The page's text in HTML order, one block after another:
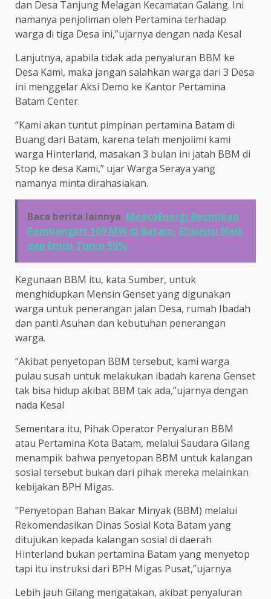
dan Desa Tanjung Melagan Kecamatan Galang. Ini
namanya penjoliman oleh Pertamina terhadap
warga di tiga Desa ini,”ujarnya dengan nada Kesal
Lanjutnya, apabila tidak ada penyaluran BBM ke
Desa Kami, maka jangan salahkan warga dari 3 Desa
ini menggelar Aksi Demo ke Kantor Pertamina
Batam Center.
“Kami akan tuntut pimpinan pertamina Batam di
Buang dari Batam, karena telah menjolimi kami
warga Hinterland, masakan 3 bulan ini jatah BBM di
Stop ke desa Kami,” ujar Warga Seraya yang
namanya minta dirahasiakan.
Baca berita lainnya MedcoEnergi Resmikan
Pembangkit 109 MW di Batam, Efisiensi Naik
dan Emisi Turun 50%
Kegunaan BBM itu, kata Sumber, untuk
menghidupkan Mensin Genset yang digunakan
warga untuk penerangan jalan Desa, rumah Ibadah
dan panti Asuhan dan kebutuhan penerangan
warga.
“Akibat penyetopan BBM tersebut, kami warga
pulau susah untuk melakukan ibadah karena Genset
tak bisa hidup akibat BBM tak ada,”ujarnya dengan
nada Kesal
Sementara itu, Pihak Operator Penyaluran BBM
atau Pertamina Kota Batam, melalui Saudara Gilang
menampik bahwa penyetopan BBM untuk kalangan
sosial tersebut bukan dari pihak mereka melainkan
kebijakan BPH Migas.
“Penyetopan Bahan Bakar Minyak (BBM) melalui
Rekomendasikan Dinas Sosial Kota Batam yang
ditujukan kepada kalangan sosial di daerah
Hinterland bukan pertamina Batam yang menyetop
tapi itu instruksi dari BPH Migas Pusat,”ujarnya
Lebih jauh Gilang mengatakan, akibat penyaluran